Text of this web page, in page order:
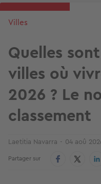
Villes
Quelles
villes où
2026 ? Le
classement
Laetitia Navarra 04 aoû
Partager sur